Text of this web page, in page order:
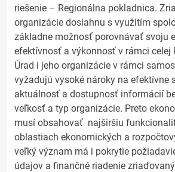
riešenie – Regionálna pokladnica.
organizácie dosiahnu s využitím
základne možnosť porovnávať svoju
efektívnosť a výkonnosť v rámci celej
Úrad i jeho organizácie v rámci
vyžadujú vysoké nároky na efektívne
aktuálnosť a dostupnosť informácií
veľkosť a typ organizácie. Preto
musí obsahovať najširšiu
oblastiach ekonomických a
veľký význam má i pokrytie
údajov a finančné riadenie